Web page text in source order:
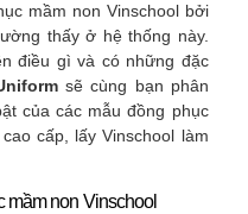
mầm non Vinschool bởi
thấy ở hệ thống này.
điều gì và có những đặc
sẽ cùng bạn phân
của các mẫu đồng phục
cấp, lấy Vinschool làm
mầm non Vinschool